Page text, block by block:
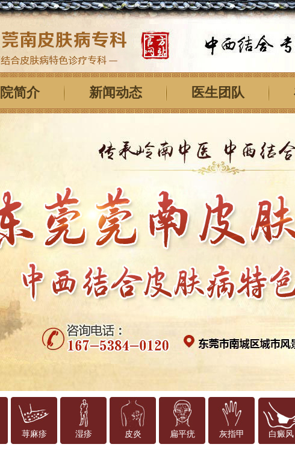
简介 新闻动态 医生团队
荨麻疹 湿疹 皮炎 扁平疣 灰指甲 白癜风